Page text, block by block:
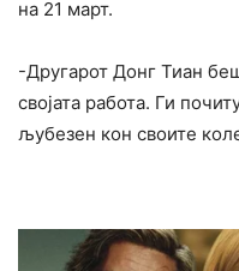
на 21 март.
-Другарот Донг Тиан
својата работа. Ги
љубезен кон своите